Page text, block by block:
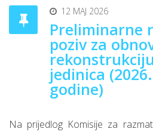
12 MAJ 2026
Preliminarne
poziv za
jedinica
godine)
Na prijedlog Komisije za